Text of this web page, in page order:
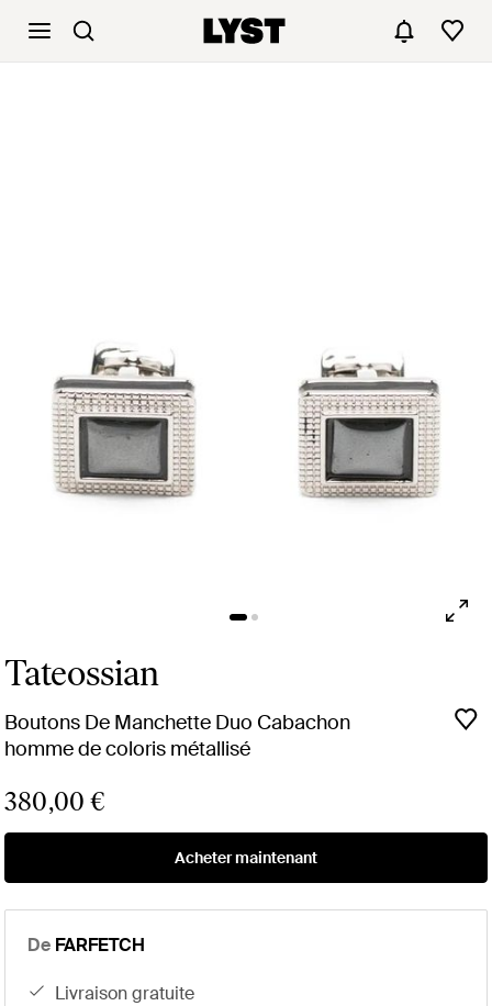
Tateossian
Boutons De Manchette Duo Cabachon
homme de coloris métallisé
380,00 €
Acheter maintenant
De FARFETCH
livraison gratuite